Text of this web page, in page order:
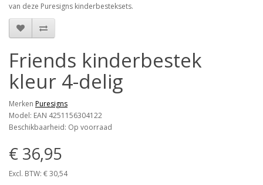
van deze Puresigns kinderbesteksets.
Friends kinderbestek
kleur 4-delig
Merken Puresigns
Model: EAN 4251156304122
Beschikbaarheid: Op voorraad
€ 36,95
Excl. BTW: € 30,54